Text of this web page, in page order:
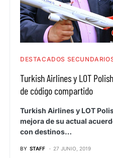
DESTACADOS
Turkish Airlines y LOT
de código compartido
Turkish Airlines y LOT
mejora de su actual
con destinos…
BY STAFF 27 JUNIO, 2019